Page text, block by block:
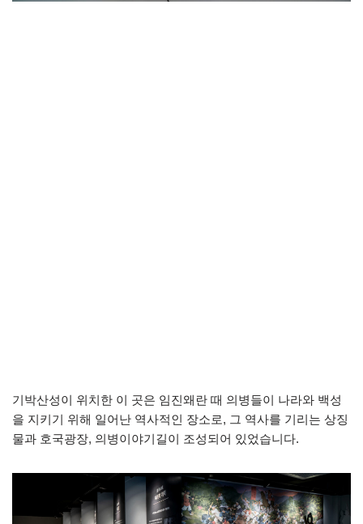
기박산성이 위치한 이 곳은 임진왜란 때 의병들이 나라와 백성
을 지키기 위해 일어난 역사적인 장소로, 그 역사를 기리는 상징
물과 호국광장, 의병이야기길이 조성되어 있었습니다.